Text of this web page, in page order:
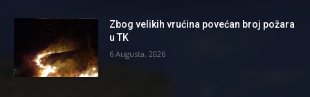
Zbog velikih vrućina povećan broj požara
u TK
6 Augusta, 2026